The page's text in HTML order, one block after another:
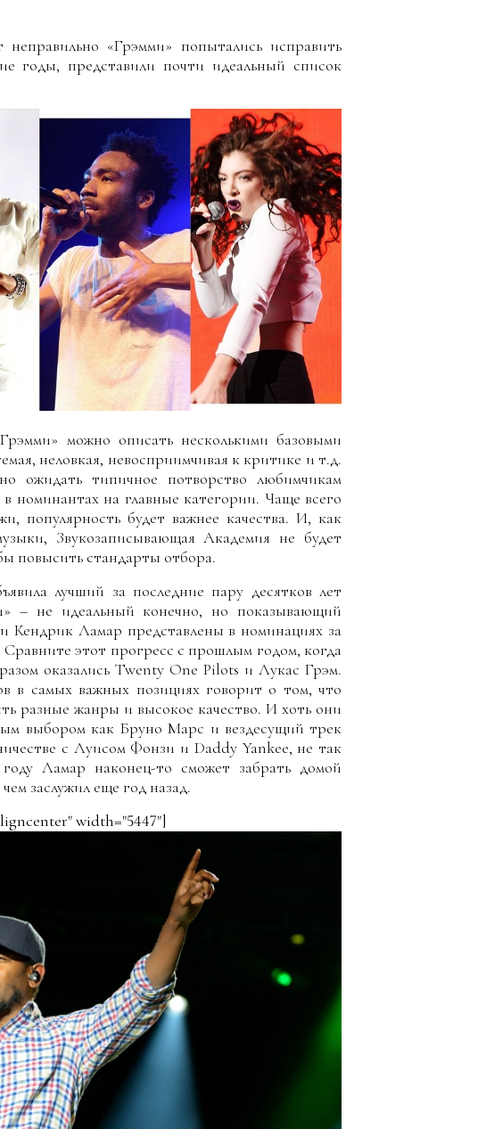
«Грэмми» попытались исправить
годы, представили почти идеальный список
можно описать несколькими базовыми
неловкая, невосприимчивая к критике и т.д.
ожидать типичное потворство любимчикам
номинантах на главные категории. Чаще всего
популярность будет важнее качества. И, как
Звукозаписывающая Академия не будет
повысить стандарты отбора.
лучший за последние пару десятков лет
– не идеальный конечно, но показывающий
Кендрик Ламар представлены в номинациях за
этот прогресс с прошлым годом, когда
оказались Twenty One Pilots и Лукас Грэм.
в самых важных позициях говорит о том, что
разные жанры и высокое качество. И хоть они
выбором как Бруно Марс и вездесущий трек
с Луисом Фонзи и Daddy Yankee, не так
Ламар наконец-то сможет забрать домой
заслужил еще год назад.
width="5447"]